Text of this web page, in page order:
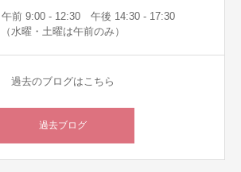
前 9:00 - 12:30 午後 14:30 - 17:30
（水曜・土曜は午前のみ）
過去のブログはこちら
過去ブログ